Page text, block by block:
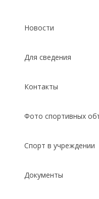
Новости
Для сведения
Контакты
Фото спортивных
Спорт в учреждении
Документы